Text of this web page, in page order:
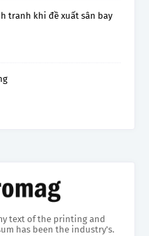
tranh khi đề xuất sân bay
text of the printing and
has been the industry's.